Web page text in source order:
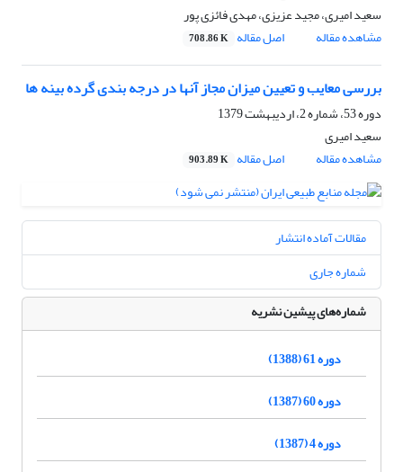
سعید امیری، مجید عزیزی، مهدی فائزی پور
مشاهده مقاله
اصل مقاله 708.86 K
بررسی معایب و تعیین میزان مجاز آنها در درجه بندی گرده بینه ها
دوره 53، شماره 2، اردیبهشت 1379
سعید امیری
مشاهده مقاله
اصل مقاله 903.89 K
مقالات آماده انتشار
شماره جاری
شماره‌های پیشین نشریه
دوره 61 (1388)
دوره 60 (1387)
دوره 4 (1387)